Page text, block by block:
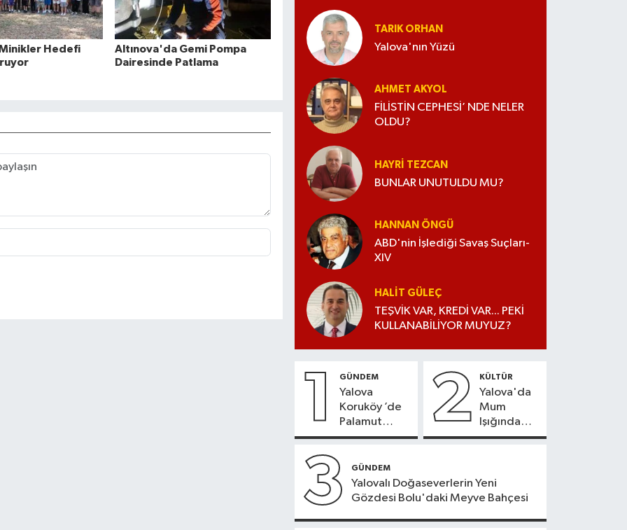
Minikler Hedefi
Altınova'da Gemi Pompa
Dairesinde Patlama
TARIK ORHAN
Yalova'nın Yüzü
AHMET AKYOL
FİLİSTİN CEPHESİ’ NDE NELER
OLDU?
HAYRI TEZCAN
BUNLAR UNUTULDU MU?
HANNAN ÖNGÜ
ABD'nin İşlediği Savaş Suçları-
XIV
HALIT GÜLEÇ
TEŞVİK VAR, KREDİ VAR... PEKİ
KULLANABİLİYOR MUYUZ?
1 GÜNDEM
Yalova
Koruköy ’de
Palamut
Sezonu
2 KÜLTÜR
Yalova'da
Mum
Işığında
Konser
3 GÜNDEM
Yalovalı Doğaseverlerin Yeni
Gözdesi Bolu'daki Meyve Bahçesi